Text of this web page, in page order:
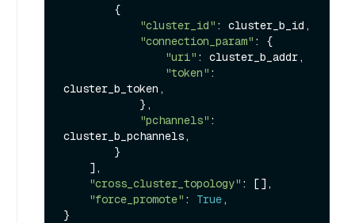
"cluster_id" : cluster_b_id,
"connection_param" : {
"uri" : cluster_b_addr,
"token" :
cluster_b_token,
"pchannels" :
cluster_b_pchannels,
"cross_cluster_topology" : [],
"force_promote" : True ,